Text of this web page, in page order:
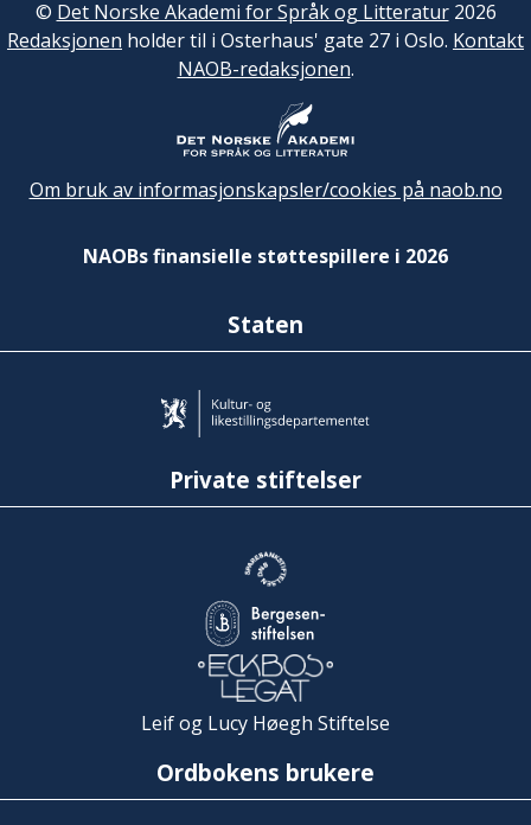
© Det Norske Akademi for Språk og Litteratur2026
Redaksjonen holder til i Osterhaus' gate 27 i Oslo. Kontakt
NAOB-redaksjonen.
Om bruk av informasjonskapsler/cookies på naob.no
NAOBs finansielle støttespillere i 2026
Staten
Private stiftelser
Leif og Lucy Høegh Stiftelse
Ordbokens brukere